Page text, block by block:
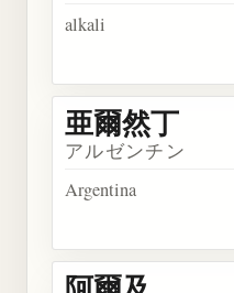
alkali
亜爾然丁
アルゼンチン
Argentina